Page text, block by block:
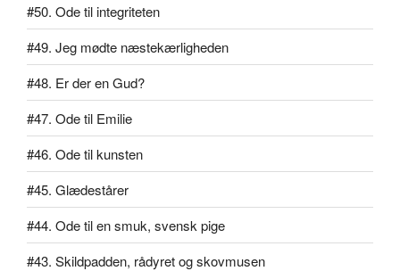
#50. Ode til integriteten
#49. Jeg mødte næstekærligheden
#48. Er der en Gud?
#47. Ode til Emilie
#46. Ode til kunsten
#45. Glædestårer
#44. Ode til en smuk, svensk pige
#43. Skildpadden, rådyret og skovmusen